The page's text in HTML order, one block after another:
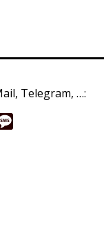
Telegram, …: